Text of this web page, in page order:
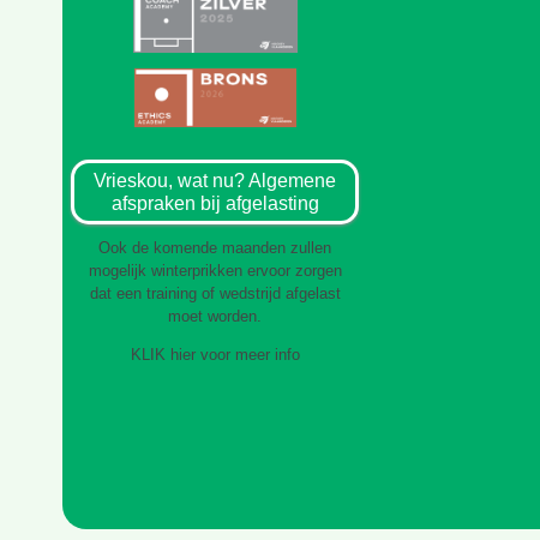
Vrieskou, wat nu? Algemene
afspraken bij afgelasting
Ook de komende maanden zullen
mogelijk winterprikken ervoor zorgen
dat een training of wedstrijd afgelast
moet worden.
KLIK hier voor meer info